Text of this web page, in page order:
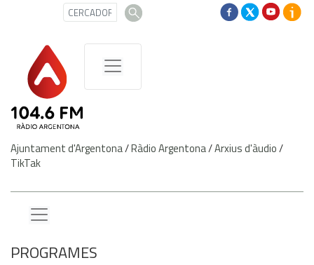
Ajuntament d'Argentona/Ràdio Argentona/Arxius d'àudio/
TikTak
PROGRAMES